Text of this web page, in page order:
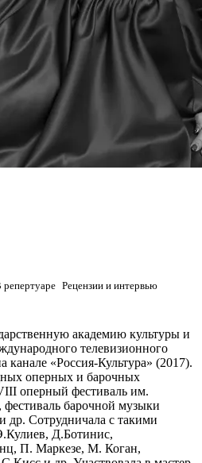
репертуаре Рецензии и интервью
академию культуры и
телевизионного
канале «Россия-Культура» (2017).
оперных и барочных
оперный фестиваль им.
барочной музыки
др. Сотрудничала с такими
Д.Ботинис,
П. Маркезе, М. Коган,